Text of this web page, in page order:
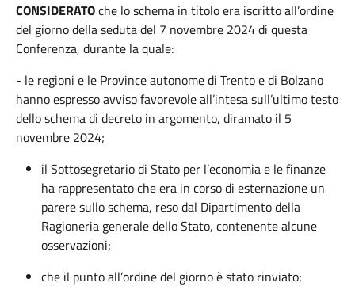
CONSIDERATOche lo schema in titolo era iscritto all’ordine
del giorno della seduta del 7 novembre 2024 di questa
Conferenza, durante la quale:
- le regioni e le Province autonome di Trento e di Bolzano
hanno espresso avviso favorevole all’intesa sull’ultimo testo
dello schema di decreto in argomento, diramato il 5
novembre 2024;
il Sottosegretario di Stato per l’economia e le finanze
ha rappresentato che era in corso di esternazione un
parere sullo schema, reso dal Dipartimento della
Ragioneria generale dello Stato, contenente alcune
osservazioni;
che il punto all’ordine del giorno è stato rinviato;